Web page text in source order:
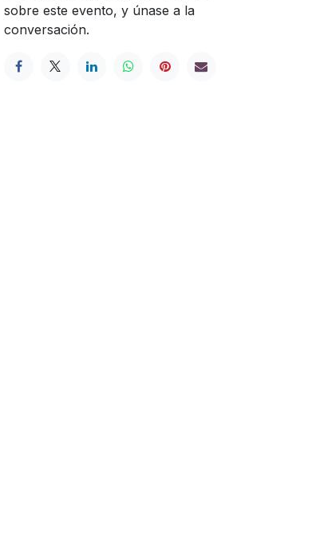
sobre este evento, y únase a la
conversación.